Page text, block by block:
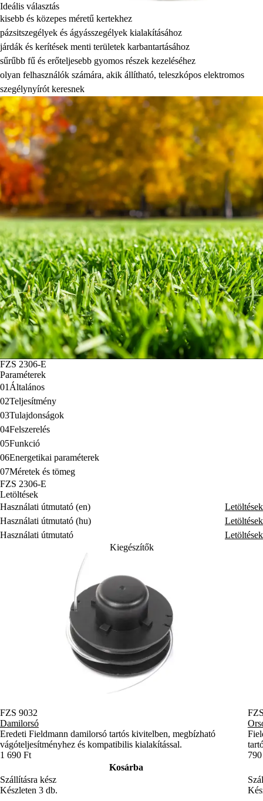
Ideális választás
kisebb és közepes méretű kertekhez
pázsitszegélyek és ágyásszegélyek kialakításához
járdák és kerítések menti területek karbantartásához
sűrűbb fű és erőteljesebb gyomos részek kezeléséhez
olyan felhasználók számára, akik állítható, teleszkópos elektromos
szegélynyírót keresnek
FZS 2306-E
Paraméterek
01 Általános
02Teljesítmény
03Tulajdonságok
04Felszerelés
05Funkció
06Energetikai paraméterek
07Méretek és tömeg
FZS 2306-E
Letöltések
Használati útmutató (en)
Letöltések
Használati útmutató (hu)
Letöltések
Használati útmutató
Letöltések
Kiegészítők
FZS 9032
Damilorsó
Eredeti Fieldmann damilorsó tartós kivitelben, megbízható
vágóteljesítményhez és kompatibilis kialakítással.
1 690 Ft
Kosárba
Szállításra kész
Készleten 3 db.